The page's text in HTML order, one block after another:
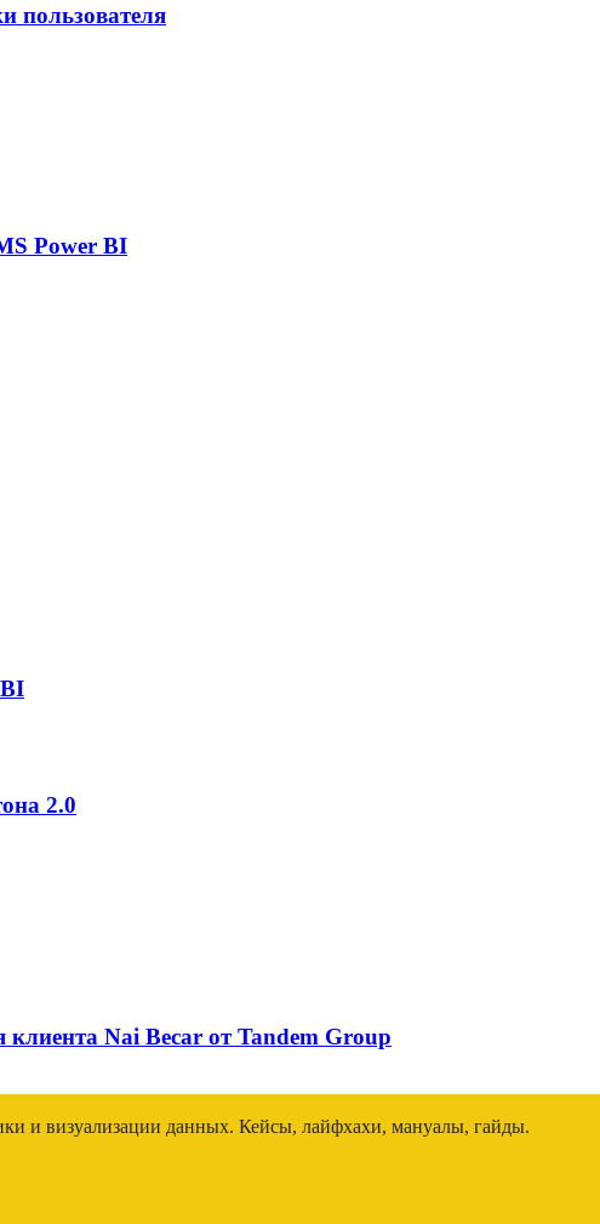
пользователя
Power BI
2.0
Nai Beсar от Tandem Group
и визуализации данных. Кейсы, лайфхахи, мануалы, гайды.